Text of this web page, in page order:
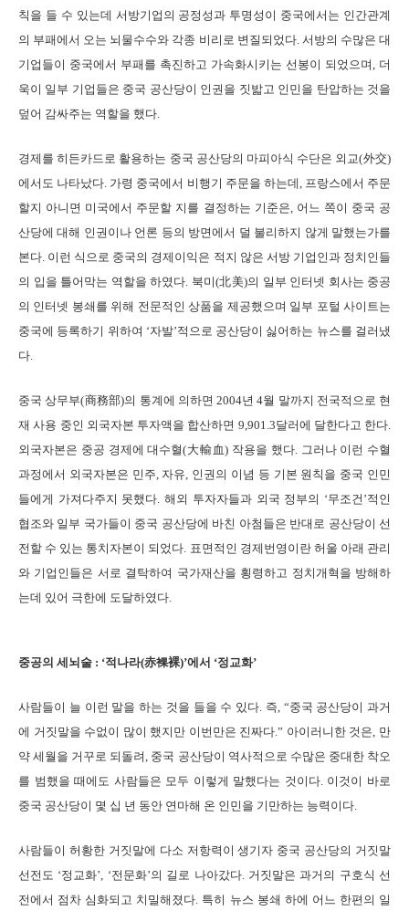
칙을 들 수 있는데 서방기업의 공정성과 투명성이 중국에서는 인간관계
의 부패에서 오는 뇌물수수와 각종 비리로 변질되었다. 서방의 수많은 대
기업들이 중국에서 부패를 촉진하고 가속화시키는 선봉이 되었으며, 더
욱이 일부 기업들은 중국 공산당이 인권을 짓밟고 인민을 탄압하는 것을
덮어 감싸주는 역할을 했다.
경제를 히든카드로 활용하는 중국 공산당의 마피아식 수단은 외교(外交)
에서도 나타났다. 가령 중국에서 비행기 주문을 하는데, 프랑스에서 주문
할지 아니면 미국에서 주문할 지를 결정하는 기준은, 어느 쪽이 중국 공
산당에 대해 인권이나 언론 등의 방면에서 덜 불리하지 않게 말했는가를
본다. 이런 식으로 중국의 경제이익은 적지 않은 서방 기업인과 정치인들
의 입을 틀어막는 역할을 하였다. 북미(北美)의 일부 인터넷 회사는 중공
의 인터넷 봉쇄를 위해 전문적인 상품을 제공했으며 일부 포털 사이트는
중국에 등록하기 위하여 ‘자발’적으로 공산당이 싫어하는 뉴스를 걸러냈
다.
중국 상무부(商務部)의 통계에 의하면 2004년 4월 말까지 전국적으로 현
재 사용 중인 외국자본 투자액을 합산하면 9,901.3달러에 달한다고 한다.
외국자본은 중공 경제에 대수혈(大輸血) 작용을 했다. 그러나 이런 수혈
과정에서 외국자본은 민주, 자유, 인권의 이념 등 기본 원칙을 중국 인민
들에게 가져다주지 못했다. 해외 투자자들과 외국 정부의 ‘무조건’적인
협조와 일부 국가들이 중국 공산당에 바친 아첨들은 반대로 공산당이 선
전할 수 있는 통치자본이 되었다. 표면적인 경제번영이란 허울 아래 관리
와 기업인들은 서로 결탁하여 국가재산을 횡령하고 정치개혁을 방해하
는데 있어 극한에 도달하였다.
중공의 세뇌술 : ‘적나라(赤裸裸)’에서 ‘정교화’
사람들이 늘 이런 말을 하는 것을 들을 수 있다. 즉, “중국 공산당이 과거
에 거짓말을 수없이 많이 했지만 이번만은 진짜다.” 아이러니한 것은, 만
약 세월을 거꾸로 되돌려, 중국 공산당이 역사적으로 수많은 중대한 착오
를 범했을 때에도 사람들은 모두 이렇게 말했다는 것이다. 이것이 바로
중국 공산당이 몇 십 년 동안 연마해 온 인민을 기만하는 능력이다.
사람들이 허황한 거짓말에 다소 저항력이 생기자 중국 공산당의 거짓말
선전도 ‘정교화’, ‘전문화’의 길로 나아갔다. 거짓말은 과거의 구호식 선
전에서 점차 심화되고 치밀해졌다. 특히 뉴스 봉쇄 하에 어느 한편의 일